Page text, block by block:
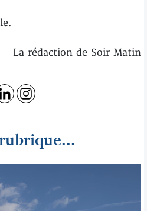
La rédaction de Soir Matin